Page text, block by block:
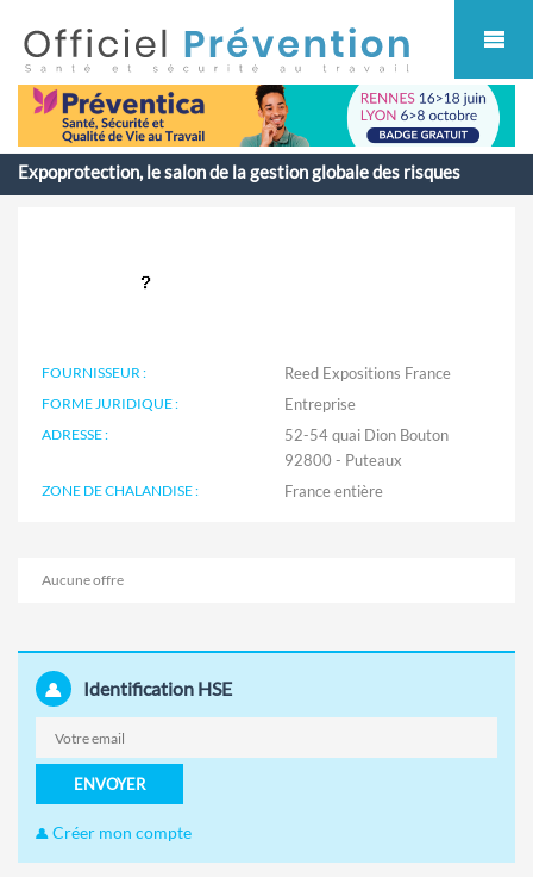
Expoprotection, le salon de la gestion globale des risques
FOURNISSEUR : Reed Expositions France
FORME JURIDIQUE : Entreprise
ADRESSE :
52-54 quai Dion Bouton
92800 - Puteaux
ZONE DE CHALANDISE :
Aucune offre
Identification HSE
ENVOYER
Créer mon compte